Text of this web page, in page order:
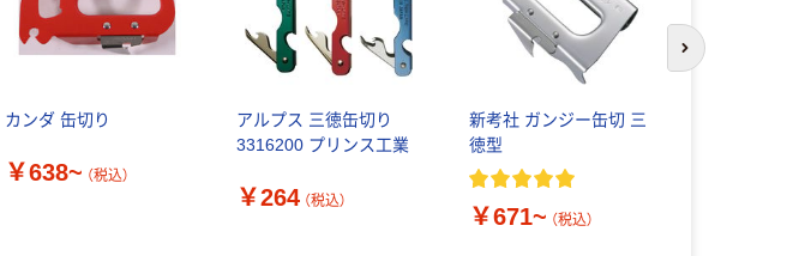
カンダ 缶切り
￥638~ （税込）
アルプス 三徳缶切り
3316200 プリンス工業
￥264 （税込）
新考社 ガンジー缶切 三
徳型
￥671~ （税込）
次のスライド